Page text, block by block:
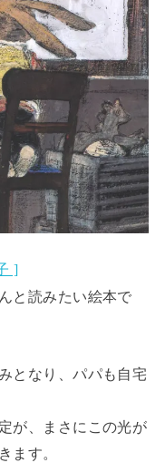
]
と読みたい絵本で
となり、パパも自宅
が、まさにこの光が
ます。